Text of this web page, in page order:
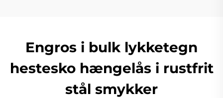
Engros i bulk lykketegn
hestesko hængelås i rustfrit
stål smykker